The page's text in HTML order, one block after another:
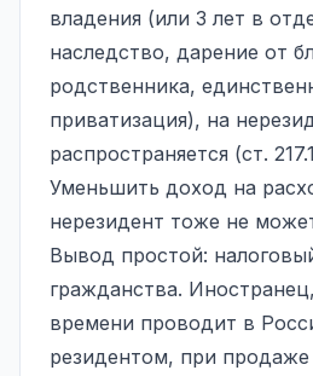
владения (или 3 лет в
наследство, дарение от
родственника,
приватизация), на
распространяется (ст.
Уменьшить доход на
нерезидент тоже не
Вывод простой:
гражданства.
времени проводит в
резидентом, при продаже